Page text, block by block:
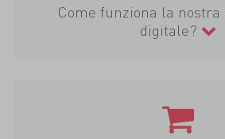
Come funziona la nostra
digitale?